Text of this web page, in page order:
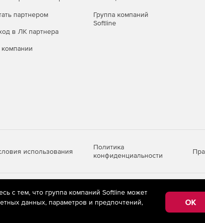
рекламного ПО,
монитор
Mail®)
партнером
в ЛК партнера
Группа компаний
Softline
использования
Политика
конфиденциальности
(информационные технологии предоставления
«Интернет», находящихся на территории Российской
с тем, что группа компаний Softline может
данных, параметров и предпочтений,
OK